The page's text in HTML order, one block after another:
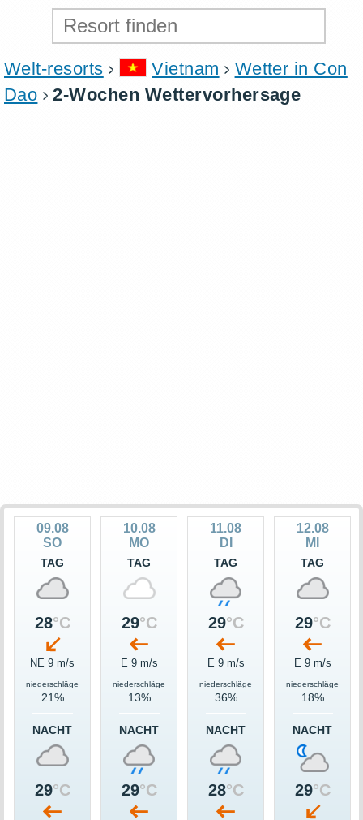
Welt-resorts Vietnam
Wetter in Con
Dao
2-Wochen Wettervorhersage
09.08
SO
TAG
28°C
NE 9 m/s
niederschläge
21%
NACHT
29°C
10.08
MO
TAG
29°C
E 9 m/s
niederschläge
13%
NACHT
29°C
11.08
DI
TAG
29°C
E 9 m/s
niederschläge
36%
NACHT
28°C
12.08
MI
TAG
29°C
E 9 m/s
niederschläge
18%
NACHT
29°C